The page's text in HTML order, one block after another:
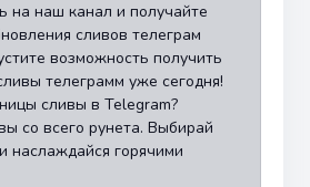
на наш канал и получайте
сливов телеграм
возможность получить
телеграмм уже сегодня!
сливы в Telegram?
со всего рунета. Выбирай
наслаждайся горячими